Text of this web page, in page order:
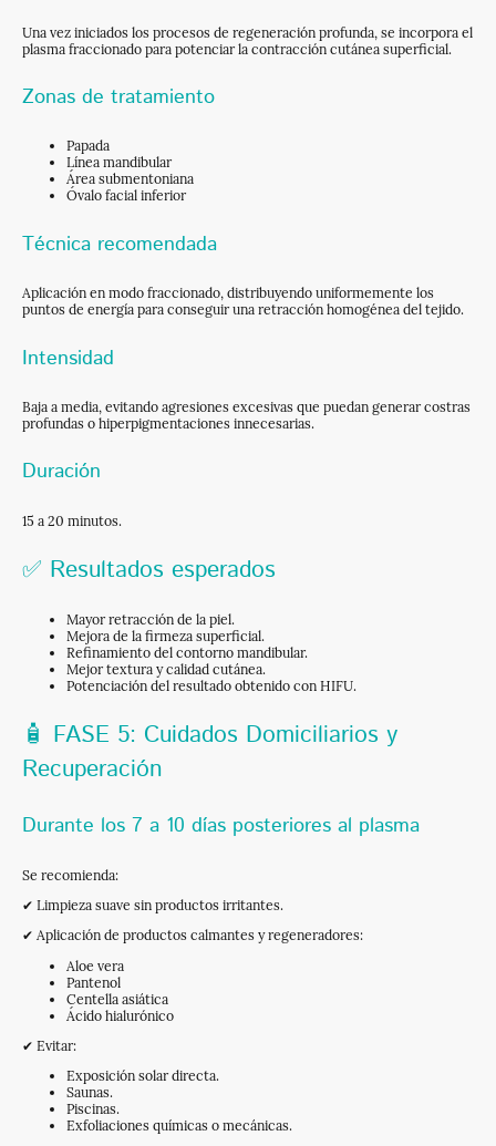
Una vez iniciados los procesos de regeneración profunda, se incorpora el
plasma fraccionado para potenciar la contracción cutánea superficial.
Zonas de tratamiento
Papada
Línea mandibular
Área submentoniana
Óvalo facial inferior
Técnica recomendada
Aplicación en modo fraccionado, distribuyendo uniformemente los
puntos de energía para conseguir una retracción homogénea del tejido.
Intensidad
Baja a media, evitando agresiones excesivas que puedan generar costras
profundas o hiperpigmentaciones innecesarias.
Duración
15 a 20 minutos.
✅ Resultados esperados
Mayor retracción de la piel.
Mejora de la firmeza superficial.
Refinamiento del contorno mandibular.
Mejor textura y calidad cutánea.
Potenciación del resultado obtenido con HIFU.
🧴 FASE 5: Cuidados Domiciliarios y
Recuperación
Durante los 7 a 10 días posteriores al plasma
Se recomienda:
✔ Limpieza suave sin productos irritantes.
✔ Aplicación de productos calmantes y regeneradores:
Aloe vera
Pantenol
Centella asiática
Ácido hialurónico
✔ Evitar:
Exposición solar directa.
Saunas.
Piscinas.
Exfoliaciones químicas o mecánicas.